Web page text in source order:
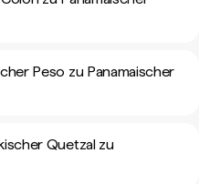
Peso zu Panamaischer
Quetzal zu